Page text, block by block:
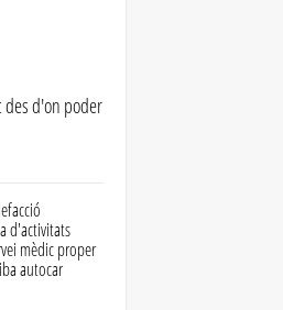
des d'on poder
d'activitats
mèdic proper
autocar